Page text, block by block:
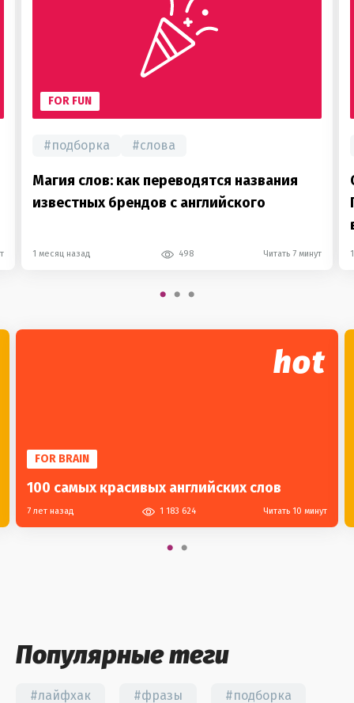
FOR FUN
#подборка #слова
Магия слов: как переводятся названия
известных брендов с английского
1 месяц назад 498 Читать 7 минут
hot
FOR BRAIN
100 самых красивых английских слов
7 лет назад 1 183 624 Читать 10 минут
Популярные теги
#лайфхак #фразы #подборка